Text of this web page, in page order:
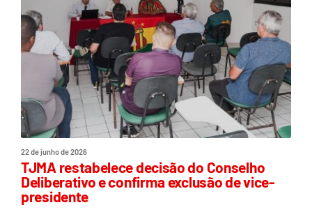
22 de junho de 2026
TJMA restabelece decisão do Conselho
Deliberativo e confirma exclusão de vice-
presidente